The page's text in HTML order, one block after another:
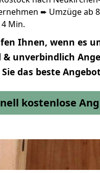
➨ Umzüge ab
Min.
Ihnen, wenn es
& unverbindlich
Sie das beste
kostenlose